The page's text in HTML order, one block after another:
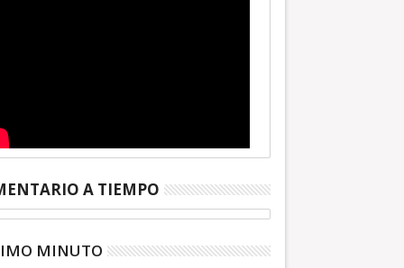
A TIEMPO
MINUTO